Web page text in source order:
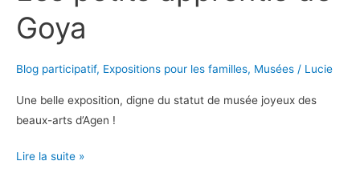
Goya
Blog participatif, Expositions pour les familles, Musées / Lucie
Une belle exposition, digne du statut de musée joyeux des
beaux-arts d’Agen !
Les
Lire la suite »